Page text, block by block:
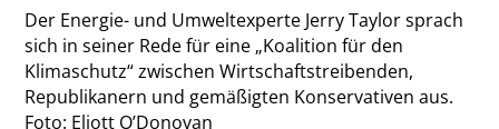
Der Energie- und Umweltexperte Jerry Taylor sprach
sich in seiner Rede für eine „Koalition für den
Klimaschutz“ zwischen Wirtschaftstreibenden,
Republikanern und gemäßigten Konservativen aus.
Foto: Eliott O’Donovan